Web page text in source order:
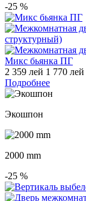
-25 %
Микс бьянка ПГ
2 359 лей 1 770 лей
Подробнее
Экошпон
2000 mm
-25 %